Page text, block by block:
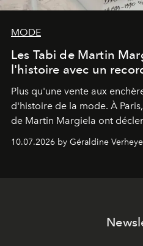
MODE
Les Tabi de Martin
l'histoire avec un
Plus qu'une vente aux
d'histoire de la mode. À
de Martin Margiela ont
internationale, culminant
paire de bottines Tabi
10.07.2026 by Géraldine